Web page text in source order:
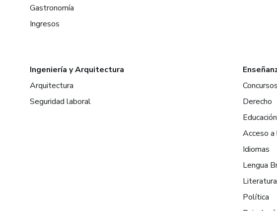
Gastronomía
Ingresos
Ingeniería y Arquitectura
Arquitectura
Seguridad laboral
Concursos
Derecho
Educación
Acceso a
Idiomas
Lengua
Literatura
Política